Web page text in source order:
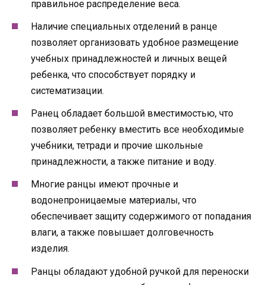
правильное распределение веса.
Наличие специальных отделений в ранце
позволяет организовать удобное размещение
учебных принадлежностей и личных вещей
ребенка, что способствует порядку и
систематизации.
Ранец обладает большой вместимостью, что
позволяет ребенку вместить все необходимые
учебники, тетради и прочие школьные
принадлежности, а также питание и воду.
Многие ранцы имеют прочные и
водонепроницаемые материалы, что
обеспечивает защиту содержимого от попадания
влаги, а также повышает долговечность
изделия.
Ранцы обладают удобной ручкой для переноски